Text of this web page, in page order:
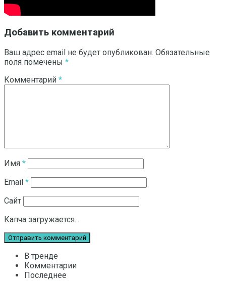
Добавить комментарий
Ваш адрес email не будет опубликован. Обязательные
поля помечены *
Комментарий *
Имя *
Email *
Сайт
Капча загружается...
В тренде
Комментарии
Последнее